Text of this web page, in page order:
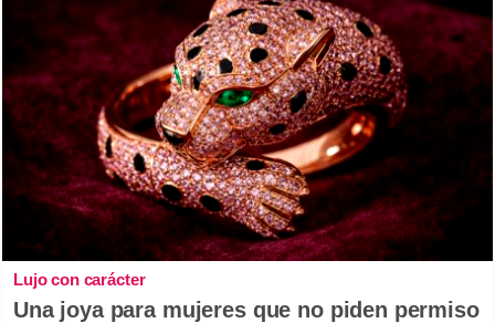
Lujo con carácter
Una joya para mujeres que no piden permiso